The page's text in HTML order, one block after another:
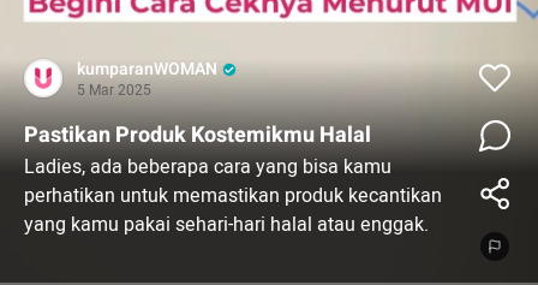
kumparanWOMAN
5 Mar 2025
Pastikan Produk Kostemikmu Halal
Ladies, ada beberapa cara yang bisa kamu
perhatikan untuk memastikan produk kecantikan
yang kamu pakai sehari-hari halal atau enggak.